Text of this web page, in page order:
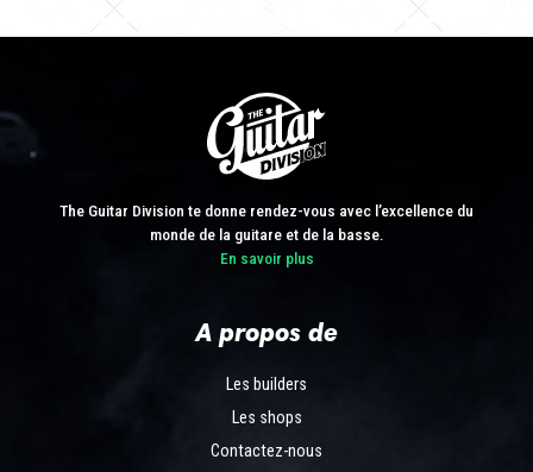
The Guitar Division te donne rendez-vous avec l’excellence du
monde de la guitare et de la basse.
En savoir plus
A propos de
Les builders
Les shops
Contactez-nous